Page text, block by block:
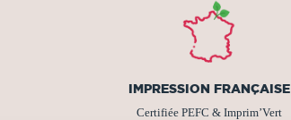
IMPRESSION FRANÇAISE
Certifiée PEFC & Imprim’Vert